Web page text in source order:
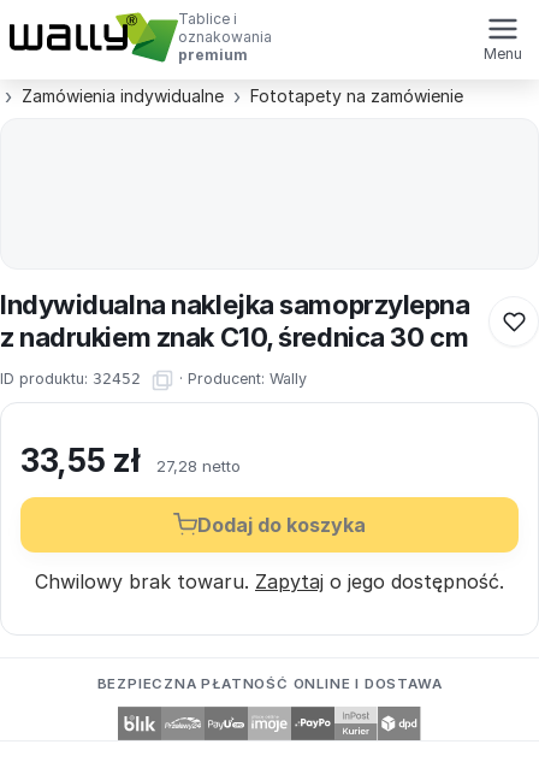
Tablice i
oznakowania
premium
Menu
Zamówienia indywidualne Fototapety na zamówienie
Indywidualna naklejka samoprzylepna
z nadrukiem znak C10, średnica 30 cm
ID produktu: 32452 · Producent: Wally
33,55 zł 27,28 netto
Dodaj do koszyka
Chwilowy brak towaru. Zapytaj o jego dostępność.
BEZPIECZNA PŁATNOŚĆ ONLINE I DOSTAWA